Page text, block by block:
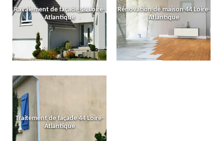
Ravalement de façade 44 Loire-
Atlantique
Rénovation de maison 44 Loire-
Atlantique
Traitement de façade 44 Loire-
Atlantique